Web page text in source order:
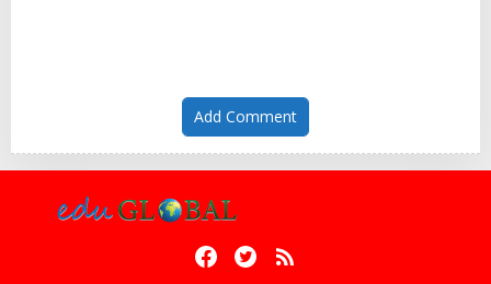
Add Comment